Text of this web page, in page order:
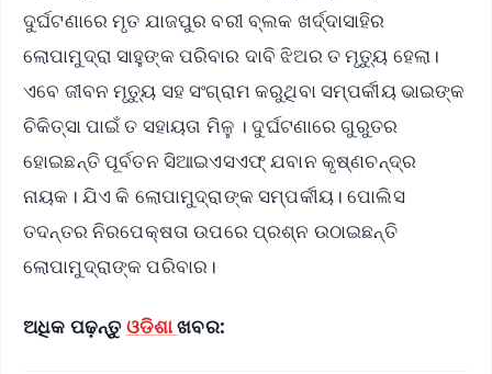
ଦୁର୍ଘଟଣାରେ ମୃତ ଯାଜପୁର ବରୀ ବ୍ଲକ ଖର୍ଦ୍ଦାସାହିର
ଲୋପାମୁଦ୍ରା ସାହୁଙ୍କ ପରିବାର ଦାବି ଝିଅର ତ ମୃତ୍ୟୁ ହେଲା।
ଏବେ ଜୀବନ ମୃତ୍ୟୁ ସହ ସଂଗ୍ରାମ କରୁଥିବା ସମ୍ପର୍କୀୟ ଭାଇଙ୍କ
ଚିକିତ୍ସା ପାଇଁ ତ ସହାୟତା ମିଳୁ । ଦୁର୍ଘଟଣାରେ ଗୁରୁତର
ହୋଇଛନ୍ତି ପୂର୍ବତନ ସିଆଇଏସଏଫ୍ ଯବାନ କୃଷ୍ଣଚନ୍ଦ୍ର
ନାୟକ। ଯିଏ କି ଲୋପାମୁଦ୍ରାଙ୍କ ସମ୍ପର୍କୀୟ। ପୋଲିସ
ତଦନ୍ତର ନିରପେକ୍ଷତା ଉପରେ ପ୍ରଶ୍ନ ଉଠାଇଛନ୍ତି
ଲୋପାମୁଦ୍ରାଙ୍କ ପରିବାର।
ଅଧିକ ପଢ଼ନ୍ତୁ ଓଡିଶାଖବର: